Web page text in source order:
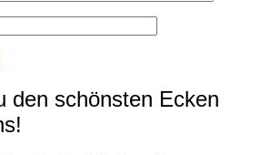
den schönsten Ecken